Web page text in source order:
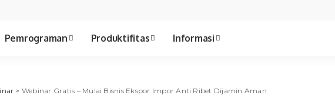
Pemrograman Produktifitas Informasi
> Webinar Gratis – Mulai Bisnis Ekspor Impor Anti Ribet Dijamin Aman